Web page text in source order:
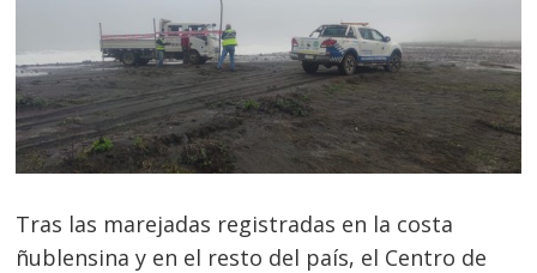
Tras las marejadas registradas en la costa
ñublensina y en el resto del país, el Centro de